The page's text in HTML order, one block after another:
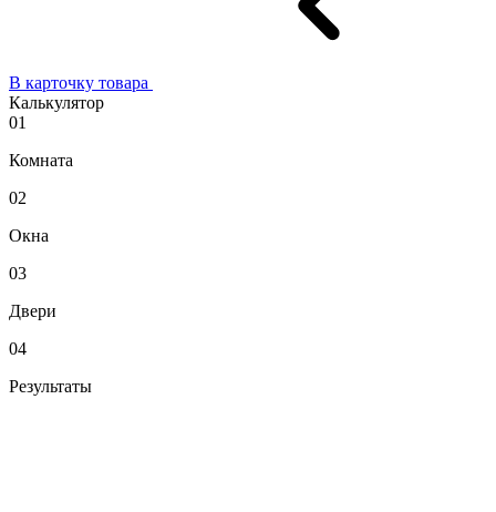
В карточку товара
Калькулятор
01
Комната
02
Окна
03
Двери
04
Результаты